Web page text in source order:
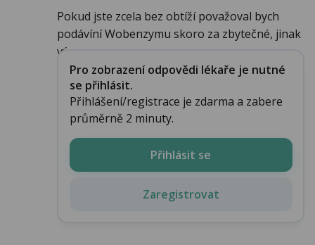
Pokud jste zcela bez obtíží považoval bych
podávíní Wobenzymu skoro za zbytečné, jinak
výr...
Pro zobrazení odpovědi lékaře je nutné
se přihlásit.
Přihlášení/registrace je zdarma a zabere
průměrně 2 minuty.
Přihlásit se
Zaregistrovat